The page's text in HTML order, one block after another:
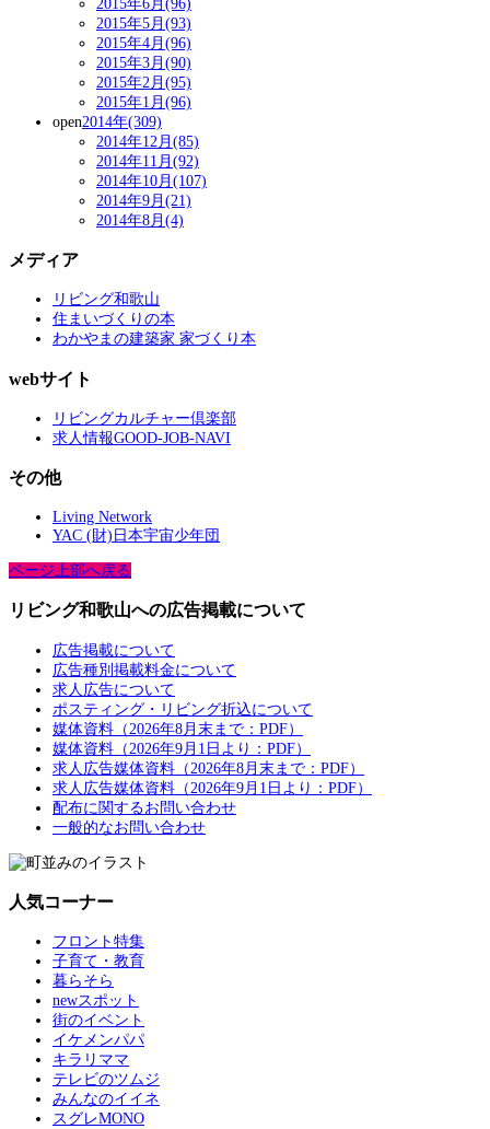
2015年6月(96)
2015年5月(93)
2015年4月(96)
2015年3月(90)
2015年2月(95)
2015年1月(96)
open2014年(309)
2014年12月(85)
2014年11月(92)
2014年10月(107)
2014年9月(21)
2014年8月(4)
メディア
リビング和歌山
住まいづくりの本
わかやまの建築家 家づくり本
webサイト
リビングカルチャー倶楽部
求人情報GOOD-JOB-NAVI
その他
Living Network
YAC (財)日本宇宙少年団
ページ上部へ戻る
リビング和歌山への広告掲載について
広告掲載について
広告種別掲載料金について
求人広告について
ポスティング・リビング折込について
媒体資料（2026年8月末まで：PDF）
媒体資料（2026年9月1日より：PDF）
求人広告媒体資料（2026年8月末まで：PDF）
求人広告媒体資料（2026年9月1日より：PDF）
配布に関するお問い合わせ
一般的なお問い合わせ
人気コーナー
フロント特集
子育て・教育
暮らそら
newスポット
街のイベント
イケメンパパ
キラリママ
テレビのツムジ
みんなのイイネ
スグレMONO